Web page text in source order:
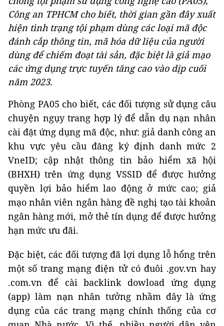
Công an TPHCM cho biết, thời gian gần đây xuất
hiện tình trạng tội phạm dùng các loại mã độc
đánh cắp thông tin, mã hóa dữ liệu của người
dùng để chiếm đoạt tài sản, đặc biệt là giả mạo
các ứng dụng trực tuyến tăng cao vào dịp cuối
năm 2023.
Phòng PA05 cho biết, các đối tượng sử dụng câu
chuyện ngụy trang hợp lý để dẫn dụ nạn nhân
cài đặt ứng dụng mã độc, như: giả danh công an
khu vực yêu cầu đăng ký định danh mức 2
VneID; cập nhật thông tin bảo hiểm xã hội
(BHXH) trên ứng dụng VSSID để được hưởng
quyền lợi bảo hiểm lao động ở mức cao; giả
mạo nhân viên ngân hàng đề nghị tạo tài khoản
ngân hàng mới, mở thẻ tín dụng để được hưởng
hạn mức ưu đãi.
Đặc biệt, các đối tượng đã lợi dụng lỗ hổng trên
một số trang mạng điện tử có đuôi .gov.vn hay
.com.vn để cài backlink dowload ứng dụng
(app) làm nạn nhân tưởng nhầm đây là ứng
dụng của các trang mạng chính thống của cơ